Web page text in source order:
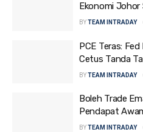
Ekonomi
BY TEAM INTRADAY
PCE Teras:
Cetus Tanda
BYTEAM INTRADAY
Boleh Trade
Pendapat
BY TEAM INTRADAY